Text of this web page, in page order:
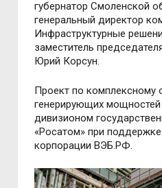
губернатор Смоленской
генеральный директор
Инфраструктурные
заместитель
Юрий Корсун.
Проект по комплексному
генерирующих мощностей
дивизионом
«Росатом» при
корпорации ВЭБ.РФ.